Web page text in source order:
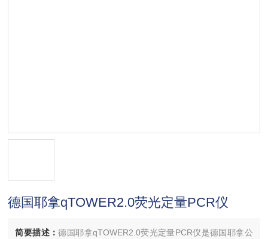
德国耶拿qTOWER2.0荧光定量PCR仪
简要描述：德国耶拿qTOWER2.0荧光定量PCR仪是德国耶拿公